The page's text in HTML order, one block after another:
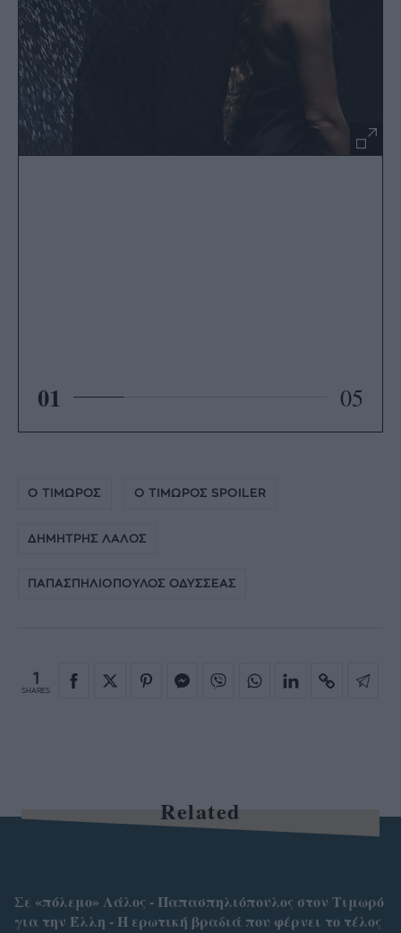
01 05
Ο ΤΙΜΩΡΟΣ Ο ΤΙΜΩΡΟΣ SPOILER
ΔΗΜΗΤΡΗΣ ΛΑΛΟΣ
ΠΑΠΑΣΠΗΛΙΟΠΟΥΛΟΣ ΟΔΥΣΣΕΑΣ
1
SHARES
Related
Σε «πόλεμο» Λάλος - Παπασπηλιόπουλος στον Τιμωρό
για την Έλλη - Η ερωτική βραδιά που φέρνει το τέλος